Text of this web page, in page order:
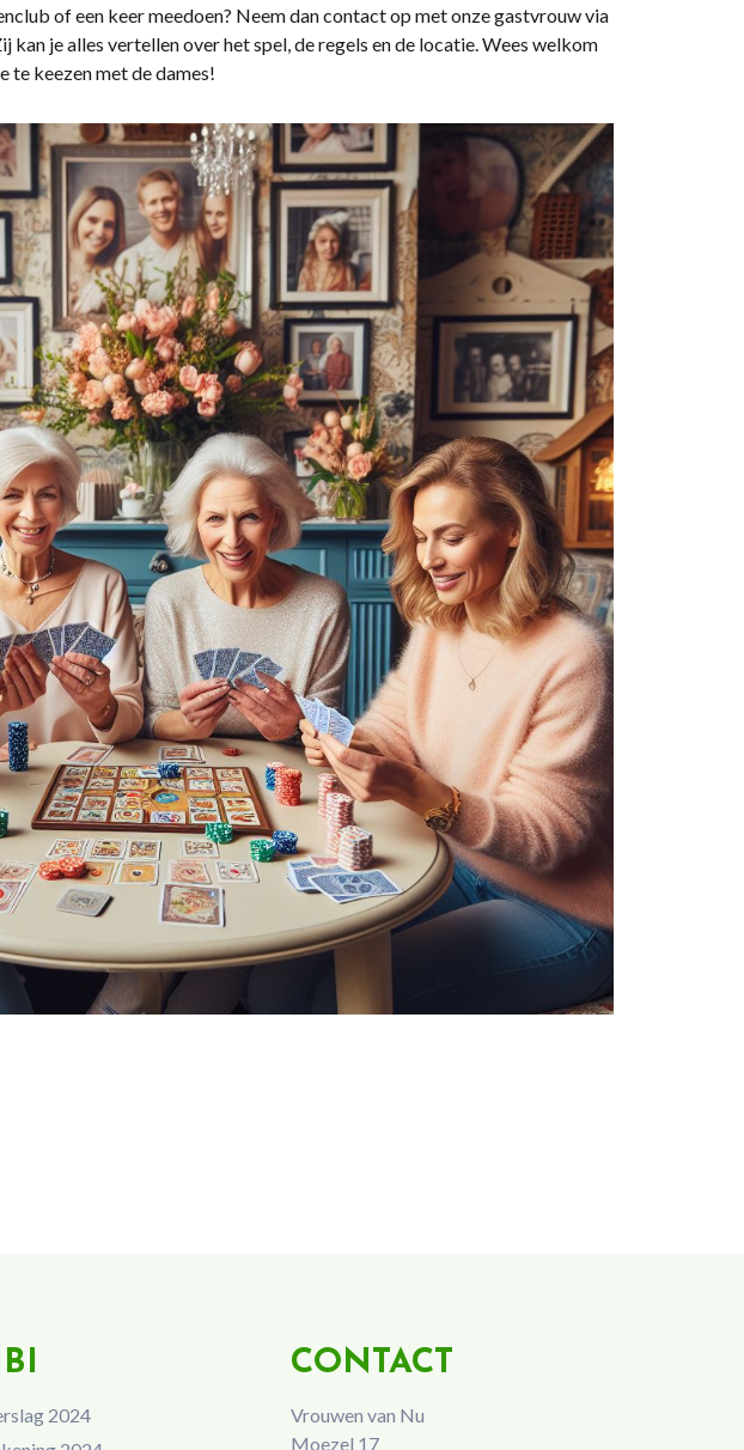
of een keer meedoen? Neem dan contact op met onze gastvrouw via
kan je alles vertellen over het spel, de regels en de locatie. Wees welkom
te keezen met de dames!
2024
CONTACT
Vrouwen van Nu
Moezel 17